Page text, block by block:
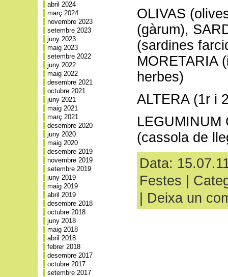
abril 2024
març 2024
novembre 2023
setembre 2023
juny 2023
maig 2023
setembre 2022
juny 2022
maig 2022
desembre 2021
octubre 2021
juny 2021
maig 2021
març 2021
desembre 2020
juny 2020
maig 2020
desembre 2019
novembre 2019
setembre 2019
juny 2019
maig 2019
abril 2019
desembre 2018
octubre 2018
juny 2018
maig 2018
abril 2018
febrer 2018
desembre 2017
octubre 2017
setembre 2017
OLIVAS
(gàrum),
(sardines
MORETARIA
herbes)
ALTERA (1r i
LEGUMINUM
(cassola de
Data:
Festes |
Deixa un